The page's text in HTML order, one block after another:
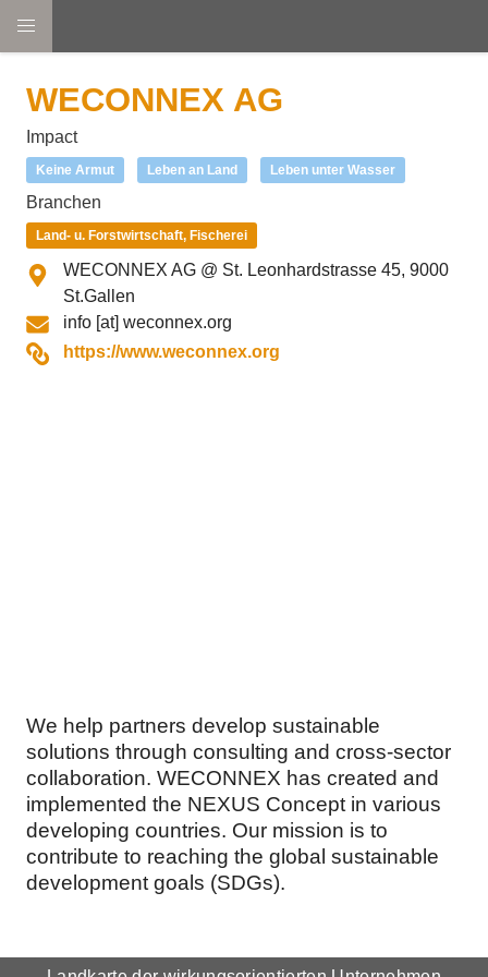
zum
InhaltWECONNEX AG
Logo
Impact
Keine Armut Leben an Land Leben unter Wasser
Branchen
Land- u. Forstwirtschaft, Fischerei
Ort
WECONNEX AG @ St. Leonhardstrasse 45, 9000
St.Gallen
E-
Mail-
info [at]weconnex.org
Webseite
https://www.weconnex.org
Zusammenfassung
We help partners develop sustainable
solutions through consulting and cross-sector
collaboration. WECONNEX has created and
implemented the NEXUS Concept in various
developing countries. Our mission is to
contribute to reaching the global sustainable
development goals (SDGs).